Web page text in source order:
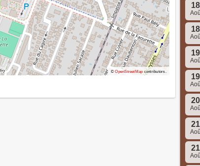
©OpenStreetMap contributors.
18
Aoû
18
Aoû
19
Aoû
19
Aoû
20
Aoû
21
Aoû
21
Aoû